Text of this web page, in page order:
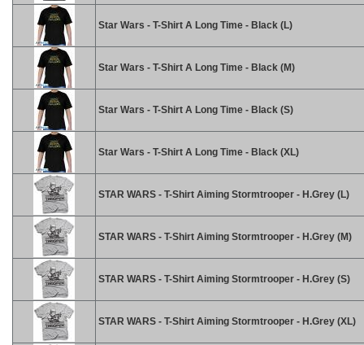
Star Wars - T-Shirt A Long Time - Black (L)
Star Wars - T-Shirt A Long Time - Black (M)
Star Wars - T-Shirt A Long Time - Black (S)
Star Wars - T-Shirt A Long Time - Black (XL)
STAR WARS - T-Shirt Aiming Stormtrooper - H.Grey (L)
STAR WARS - T-Shirt Aiming Stormtrooper - H.Grey (M)
STAR WARS - T-Shirt Aiming Stormtrooper - H.Grey (S)
STAR WARS - T-Shirt Aiming Stormtrooper - H.Grey (XL)